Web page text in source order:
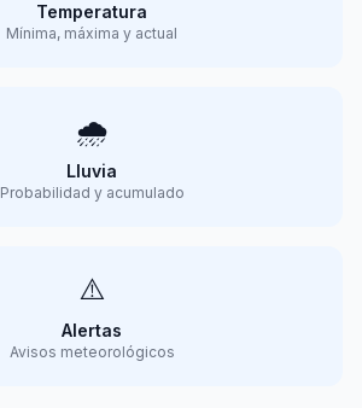
Temperatura
Mínima, máxima y actual
🌧️
Lluvia
Probabilidad y acumulado
⚠️
Alertas
Avisos meteorológicos